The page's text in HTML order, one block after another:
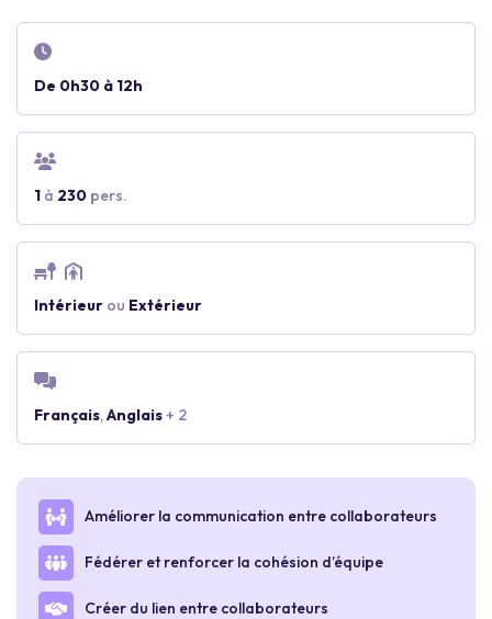
De 0h30 à 12h
1 à 230 pers.
Intérieur ou Extérieur
Français,Anglais+ 2
Améliorer la communication entre collaborateurs
Fédérer et renforcer la cohésion d’équipe
Créer du lien entre collaborateurs